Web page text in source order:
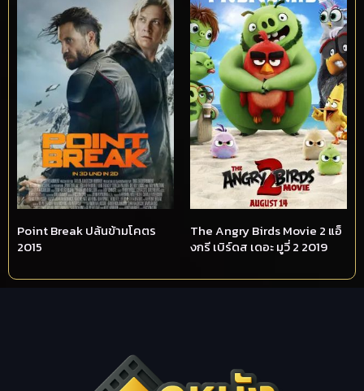
Point Break ปล้นข้ามโคตร
2015
The Angry Birds Movie 2 แอ็
งกรี เบิร์ดส เดอะ มูวี่ 2 2019